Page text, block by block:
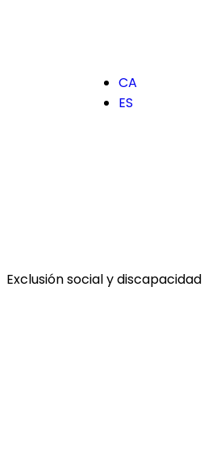
CA
ES
Exclusión social y discapacidad